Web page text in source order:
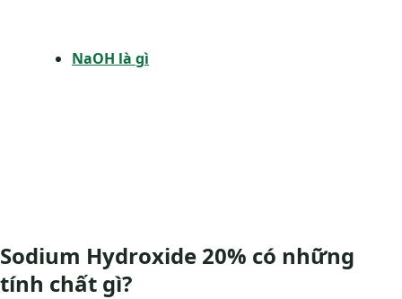
NaOH là gì
Sodium Hydroxide 20% có những
tính chất gì?